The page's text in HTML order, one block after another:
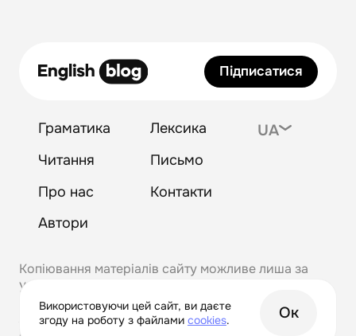
Підписатися
Граматика
Лексика
Читання
Письмо
Про нас
Контакти
Автори
UA
Копіювання матеріалів сайту можливе лиша за
умови прямого активного посилання на
englishblog@com.ua
Політика конфіденційності
Використовуючи цей сайт, ви даєте
згоду на роботу з файлами сookies. Ок